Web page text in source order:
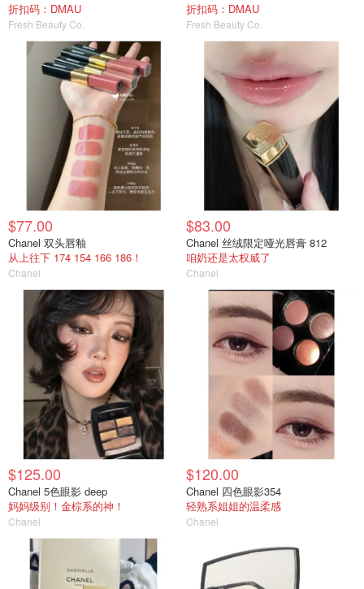
折扣码：DMAU
Fresh Beauty Co.
折扣码：DMAU
Fresh Beauty Co.
$77.00
Chanel 双头唇釉
从上往下 174 154 166 186！
Chanel
$83.00
Chanel 丝绒限定哑光唇膏 812
咱奶还是太权威了
Chanel
$125.00
Chanel 5色眼影 deep
妈妈级别！金棕系的神！
Chanel
$120.00
Chanel 四色眼影354
轻熟系姐姐的温柔感
Chanel